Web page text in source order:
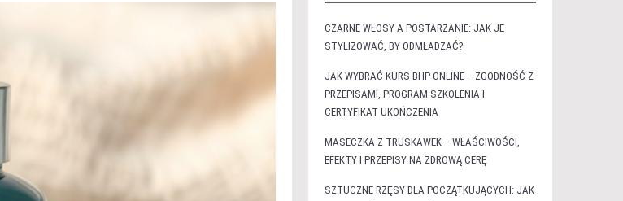
CZARNE WŁOSY A POSTARZANIE: JAK JE
STYLIZOWAĆ, BY ODMŁADZAĆ?
JAK WYBRAĆ KURS BHP ONLINE – ZGODNOŚĆ Z
PRZEPISAMI, PROGRAM SZKOLENIA I
CERTYFIKAT UKOŃCZENIA
MASECZKA Z TRUSKAWEK – WŁAŚCIWOŚCI,
EFEKTY I PRZEPISY NA ZDROWĄ CERĘ
SZTUCZNE RZĘSY DLA POCZĄTKUJĄCYCH: JAK